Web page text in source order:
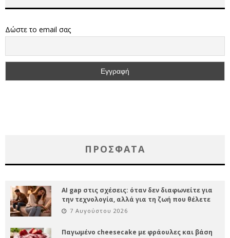
Δώστε το email σας
ΠΡΌΣΦΑΤΑ
AI gap στις σχέσεις: όταν δεν διαφωνείτε για
την τεχνολογία, αλλά για τη ζωή που θέλετε
7 Αυγούστου 2026
Παγωμένο cheesecake με φράουλες και βάση